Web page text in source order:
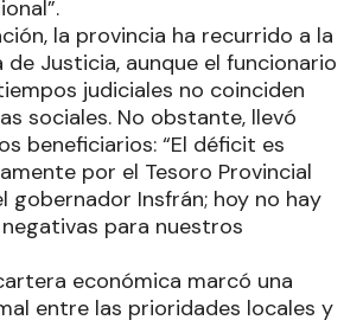
la provincia ha recurrido a la
Justicia, aunque el funcionario
judiciales no coinciden
sociales. No obstante, llevó
beneficiarios: “El déficit es
por el Tesoro Provincial
gobernador Insfrán; hoy no hay
para nuestros
económica marcó una
entre las prioridades locales y